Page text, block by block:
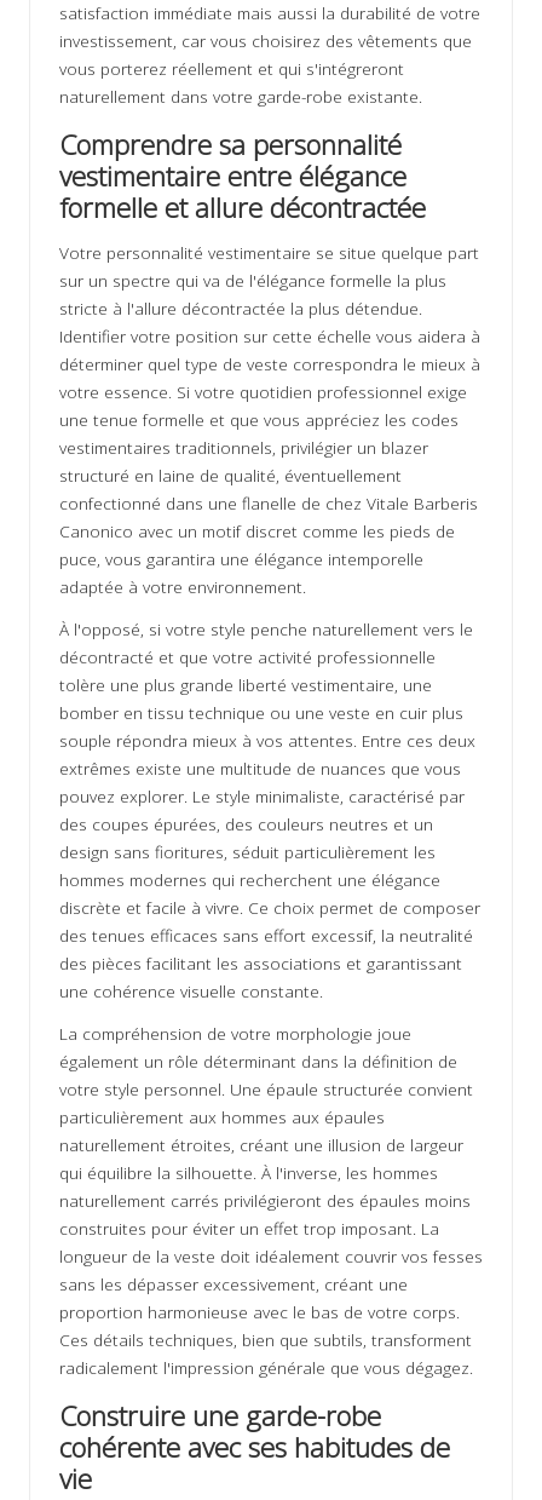
satisfaction immédiate mais aussi la durabilité de votre
investissement, car vous choisirez des vêtements que
vous porterez réellement et qui s'intégreront
naturellement dans votre garde-robe existante.
Comprendre sa personnalité
vestimentaire entre élégance
formelle et allure décontractée
Votre personnalité vestimentaire se situe quelque part
sur un spectre qui va de l'élégance formelle la plus
stricte à l'allure décontractée la plus détendue.
Identifier votre position sur cette échelle vous aidera à
déterminer quel type de veste correspondra le mieux à
votre essence. Si votre quotidien professionnel exige
une tenue formelle et que vous appréciez les codes
vestimentaires traditionnels, privilégier un blazer
structuré en laine de qualité, éventuellement
confectionné dans une flanelle de chez Vitale Barberis
Canonico avec un motif discret comme les pieds de
puce, vous garantira une élégance intemporelle
adaptée à votre environnement.
À l'opposé, si votre style penche naturellement vers le
décontracté et que votre activité professionnelle
tolère une plus grande liberté vestimentaire, une
bomber en tissu technique ou une veste en cuir plus
souple répondra mieux à vos attentes. Entre ces deux
extrêmes existe une multitude de nuances que vous
pouvez explorer. Le style minimaliste, caractérisé par
des coupes épurées, des couleurs neutres et un
design sans fioritures, séduit particulièrement les
hommes modernes qui recherchent une élégance
discrète et facile à vivre. Ce choix permet de composer
des tenues efficaces sans effort excessif, la neutralité
des pièces facilitant les associations et garantissant
une cohérence visuelle constante.
La compréhension de votre morphologie joue
également un rôle déterminant dans la définition de
votre style personnel. Une épaule structurée convient
particulièrement aux hommes aux épaules
naturellement étroites, créant une illusion de largeur
qui équilibre la silhouette. À l'inverse, les hommes
naturellement carrés privilégieront des épaules moins
construites pour éviter un effet trop imposant. La
longueur de la veste doit idéalement couvrir vos fesses
sans les dépasser excessivement, créant une
proportion harmonieuse avec le bas de votre corps.
Ces détails techniques, bien que subtils, transforment
radicalement l'impression générale que vous dégagez.
Construire une garde-robe
cohérente avec ses habitudes de
vie